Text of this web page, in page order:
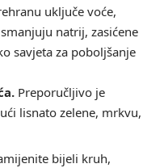
uključe voće,
natrij, zasićene
savjeta za poboljšanje
Preporučljivo je
lisnato zelene, mrkvu,
bijeli kruh,